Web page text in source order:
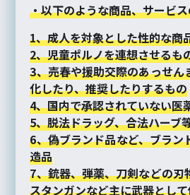
・以下のような商品、サービ
1、成人を対象とした性的な商
2、児童ポルノを連想させるも
3、売春や援助交際のあっせん
化したり、推奨したりするもの
4、国内で承認されていない医
5、脱法ドラッグ、合法ハーブ
6、偽ブランド品など、ブラン
造品
7、銃器、弾薬、刀剣などの刃
スタンガンなど主に武器とし